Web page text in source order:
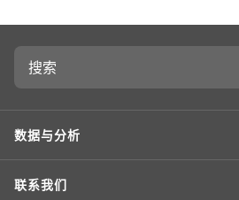
搜
数据与分析
联系我们